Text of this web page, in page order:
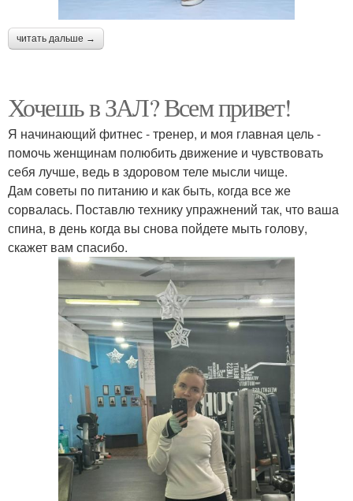
читать дальше →
Хочешь в ЗАЛ? Всем привет!
Я начинающий фитнес - тренер, и моя главная цель -
помочь женщинам полюбить движение и чувствовать
себя лучше, ведь в здоровом теле мысли чище.
Дам советы по питанию и как быть, когда все же
сорвалась. Поставлю технику упражнений так, что ваша
спина, в день когда вы снова пойдете мыть голову,
скажет вам спасибо.